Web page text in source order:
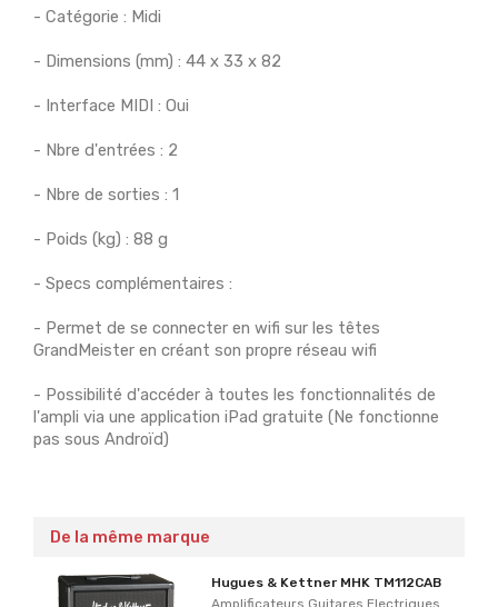
- Catégorie : Midi
- Dimensions (mm) : 44 x 33 x 82
- Interface MIDI : Oui
- Nbre d'entrées : 2
- Nbre de sorties : 1
- Poids (kg) : 88 g
- Specs complémentaires :
- Permet de se connecter en wifi sur les têtes
GrandMeister en créant son propre réseau wifi
- Possibilité d'accéder à toutes les fonctionnalités de
l'ampli via une application iPad gratuite (Ne fonctionne
pas sous Androïd)
De la même marque
Hugues & Kettner MHK TM112CAB
Amplificateurs Guitares Electriques